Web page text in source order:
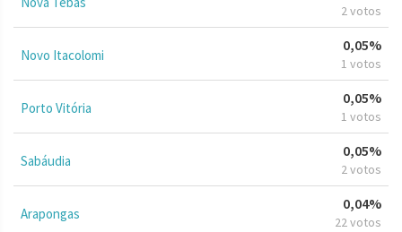
2 votos
Novo Itacolomi
0,05%
1 votos
Porto Vitória
0,05%
1 votos
Sabáudia
0,05%
2 votos
Arapongas
0,04%
22 votos